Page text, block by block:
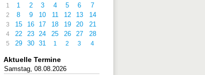
1 1 2 3 4 5 6 7
2 8 9 10 11 12 13 14
3 15 16 17 18 19 20 21
4 22 23 24 25 26 27 28
5 29 30 31 1 2 3 4
Aktuelle Termine
Samstag, 08.08.2026